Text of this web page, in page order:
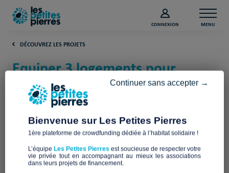
CONNEXION MENU
DÉCOUVREZ LES PROJETS
Equiper 3 logements pour
Handicapés, soutenons
l’initiative (Hautes-Alpes)
Fondation Edith Seltzer
Bienvenue sur Les Petites Pierres
1ère plateforme de crowdfunding dédiée à l’habitat solidaire !
L’équipe Les Petites Pierres est soucieuse de respecter votre
vie privée tout en accompagnant au mieux les associations
dans leurs projets de financement.
Continuer sans accepter →